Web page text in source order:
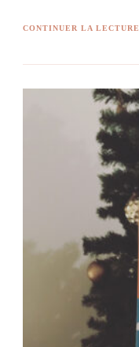
CONTINUER LA LECTURE